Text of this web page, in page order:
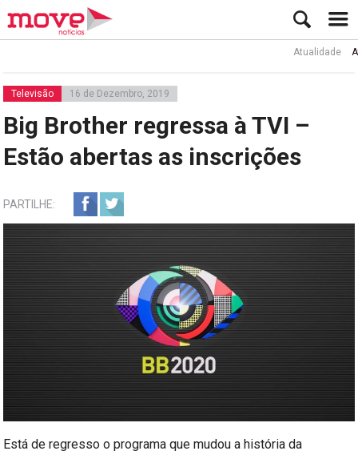
Atualidade Ator
Televisão 16 de Dezembro, 2019
Big Brother regressa à TVI –
Estão abertas as inscrições
PARTILHE:
Está de regresso o programa que mudou a história da